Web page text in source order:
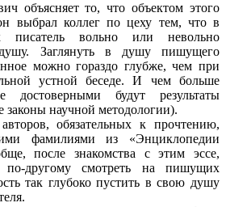
объясняет то, что объектом этого
выбрал коллег по цеху тем, что в
писатель вольно или невольно
Заглянуть в душу пишущего
можно гораздо глубже, чем при
устной беседе. И чем больше
достоверными будут результаты
законы научной методологии).
обязательных к прочтению,
фамилиями из «Энциклопедии
после знакомства с этим эссе,
по-другому смотреть на пишущих
так глубоко пустить в свою душу